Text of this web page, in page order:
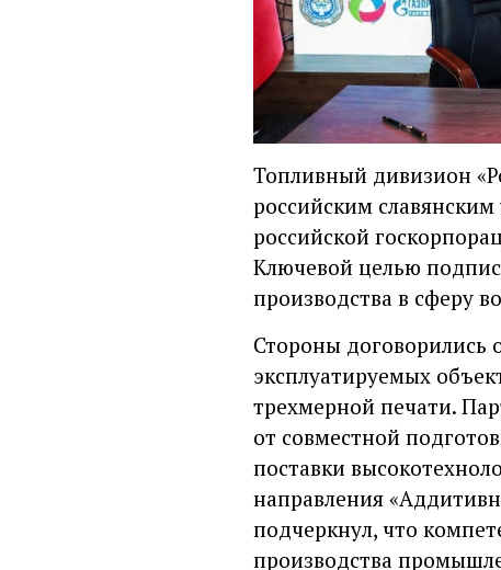
Топливный дивизион
российским
российской
Ключевой целью
производства в сферу
Стороны договорились
эксплуатируемых
трехмерной печати.
от совместной
поставки
направления
подчеркнул, что
производства